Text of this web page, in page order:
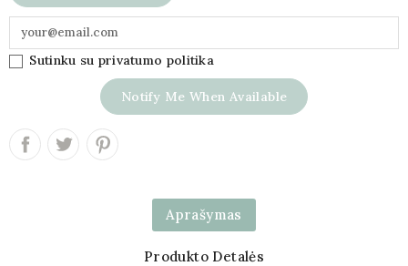
Sutinku su privatumo politika
Notify Me When Available
Aprašymas
Produkto Detalės